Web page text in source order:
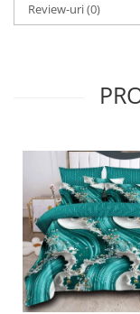
Review-uri(0)